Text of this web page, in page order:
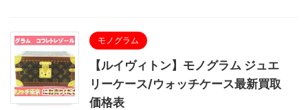
モノグラム
【ルイヴィトン】モノグラム ジュエ
リーケース/ウォッチケース最新買取
価格表